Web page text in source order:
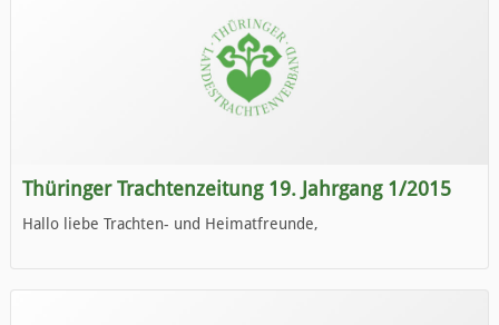
Thüringer Trachtenzeitung 19. Jahrgang 1/2015
Hallo liebe Trachten- und Heimatfreunde,
Wir wünschen Euch viel Spaß beim Lesen.